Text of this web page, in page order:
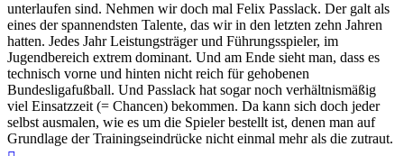
unterlaufen sind. Nehmen wir doch mal Felix Passlack. Der galt als
eines der spannendsten Talente, das wir in den letzten zehn Jahren
hatten. Jedes Jahr Leistungsträger und Führungsspieler, im
Jugendbereich extrem dominant. Und am Ende sieht man, dass es
technisch vorne und hinten nicht reich für gehobenen
Bundesligafußball. Und Passlack hat sogar noch verhältnismäßig
viel Einsatzzeit (= Chancen) bekommen. Da kann sich doch jeder
selbst ausmalen, wie es um die Spieler bestellt ist, denen man auf
Grundlage der Trainingseindrücke nicht einmal mehr als die zutraut.